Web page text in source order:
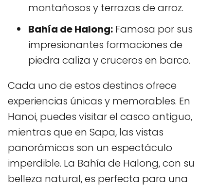
montañosos y terrazas de arroz.
Bahía de Halong: Famosa por sus
impresionantes formaciones de
piedra caliza y cruceros en barco.
Cada uno de estos destinos ofrece
experiencias únicas y memorables. En
Hanoi, puedes visitar el casco antiguo,
mientras que en Sapa, las vistas
panorámicas son un espectáculo
imperdible. La Bahía de Halong, con su
belleza natural, es perfecta para una